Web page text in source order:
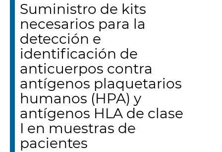
Suministro de kits
necesarios para la
detección e
identificación de
anticuerpos contra
antígenos plaquetarios
humanos (HPA) y
antígenos HLA de clase
I en muestras de
pacientes